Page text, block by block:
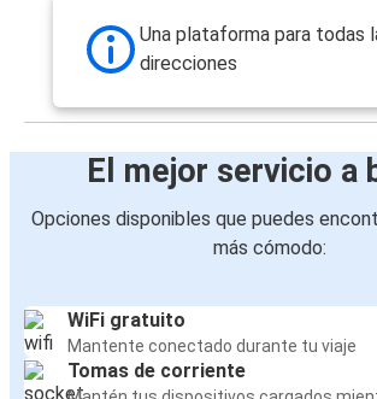
Una plataforma para todas
direcciones
El mejor servicio a
Opciones disponibles que puedes
más cómodo:
WiFi gratuito
Mantente conectado durante tu viaje
Tomas de corriente